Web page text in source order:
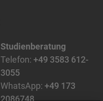
Studienberatung
Telefon: +49 3583 612-
3055
WhatsApp: +49 173
2086748